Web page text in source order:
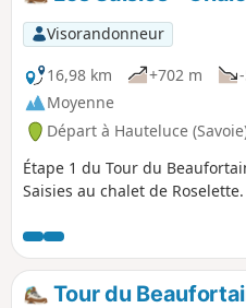
Visorandonneur
16,98 km
+702 m
Moyenne
Départ à Hauteluce
Étape 1 du Tour du
Saisies au chalet de Roselette.
Tour du